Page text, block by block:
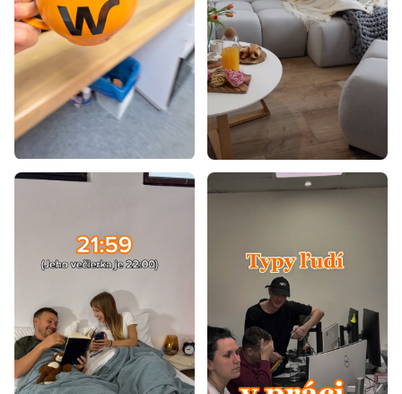
Lacné postele 90x200
Lacné postele 120x200
Lacné postele s úložným priestorom
Lacné detské postele
Lacné jednolôžkové postele
Lacné postele
Detské postele z masívu 90x200
Luxusné postele z masívu
Postele z masívu s úložným priestorom
Postele na chatu
Nízke postele